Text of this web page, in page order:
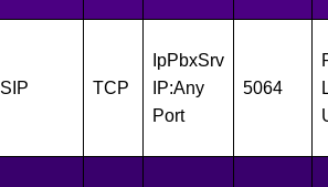
SIP TCP
IpPbxSrv
IP:Any
Port
5064